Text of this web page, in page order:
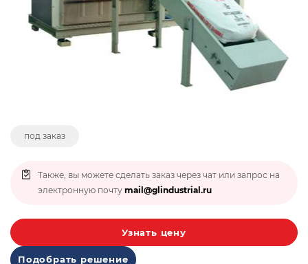
под заказ
Также, вы можете сделать заказ через чат или запрос на
электронную почту mail@glindustrial.ru
Узнать цену
Подобрать решение